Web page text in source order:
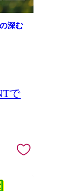
深む
で